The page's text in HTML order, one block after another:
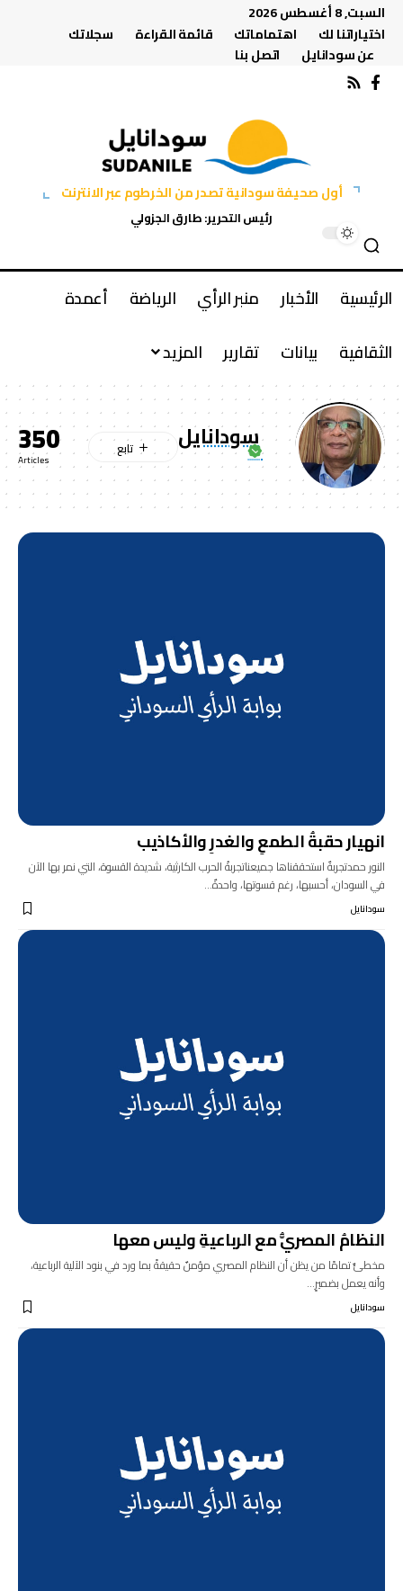
السبت, 8 أغسطس 2026
اختياراتنا لك
اهتماماتك قائمة القراءة
سجلاتك
عن سودانايل
اتصل بنا
أول صحيفة سودانية تصدر من الخرطوم عبر الانترنت
رئيس التحرير: طارق الجزولي
الرئيسية الأخبار منبر الرأي الرياضة
أعمدة
الثقافية
بيانات تقارير المزيد
سودانايل 350
Articles
انهيار حقبةُ الطمعِ والغدرِ والأكاذيب
النور حمدتجربةٌ استحققناها جميعناتجربةُ الحرب الكارثية، شديدة القسوة، التي نمر بها الآن
في السودان، أحسبها، رغم قسوتها، واحدةٌ…
سودانايل
النظامُ المصريُّ مع الرباعيةِ وليس معها
مخطئٌ تمامًا من يظن أن النظام المصري مؤمنٌ حقيقةً بما ورد في بنود الآلية الرباعية،
وأنه يعمل بضميرٍ…
سودانايل